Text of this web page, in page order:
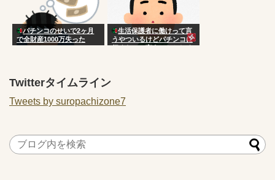
パチンコのせいで2ヶ月
で全財産1000万失った
生活保護者に働けって言
うやついるけどパチンコに
行くなって言うのおかしく
Twitterタイムライン
Tweets by suropachizone7